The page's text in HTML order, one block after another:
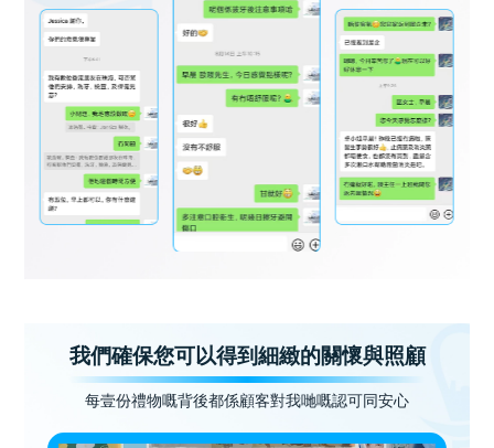
我們確保您可以得到細緻的關懷與照顧
每壹份禮物嘅背後都係顧客對我哋嘅認可同安心